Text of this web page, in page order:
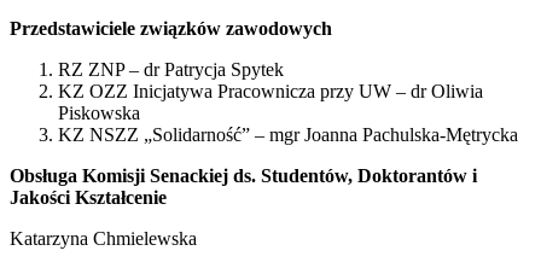
Przedstawiciele związków zawodowych
RZ ZNP – dr Patrycja Spytek
KZ OZZ Inicjatywa Pracownicza przy UW – dr Oliwia
Piskowska
KZ NSZZ „Solidarność” – mgr Joanna Pachulska-Mętrycka
Obsługa Komisji Senackiej ds. Studentów, Doktorantów i
Jakości Kształcenie
Katarzyna Chmielewska